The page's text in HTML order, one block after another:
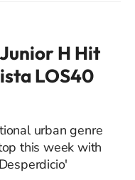
H Hit
LOS40
urban genre
this week with